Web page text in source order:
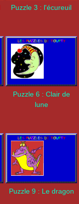
Puzzle 3 : l'écureuil
Puzzle 6 : Clair de
lune
Puzzle 9 : Le dragon